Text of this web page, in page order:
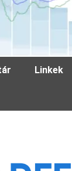
Linkek